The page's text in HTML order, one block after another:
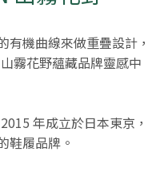
機曲線來做重疊設計，
霧花野蘊藏品牌靈感中
年成立於日本東京，
鞋履品牌。